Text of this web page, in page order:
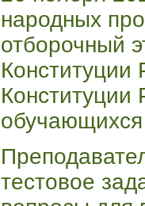
народных
отборочный
Конституции
Конституции
тестовое